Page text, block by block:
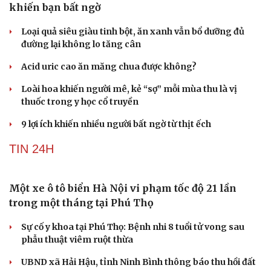
khiến bạn bất ngờ
Loại quả siêu giàu tinh bột, ăn xanh vẫn bổ dưỡng đủ
đường lại không lo tăng cân
Acid uric cao ăn măng chua được không?
Loài hoa khiến người mê, kẻ “sợ” mỗi mùa thu là vị
thuốc trong y học cổ truyền
9 lợi ích khiến nhiều người bất ngờ từ thịt ếch
TIN 24H
Một xe ô tô biển Hà Nội vi phạm tốc độ 21 lần
trong một tháng tại Phú Thọ
Sự cố y khoa tại Phú Thọ: Bệnh nhi 8 tuổi tử vong sau
phẫu thuật viêm ruột thừa
UBND xã Hải Hậu, tỉnh Ninh Bình thông báo thu hồi đất